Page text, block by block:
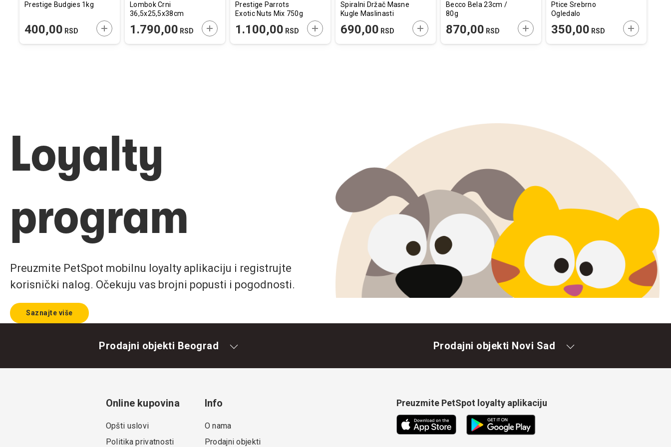
U KORPU
Prestige Budgies 1kg
400,00 RSD DODAJTE U KORPU
Lombok Crni
36,5x25,5x38cm
1.790,00 RSD DODAJTE U KORPU
Prestige Parrots
Exotic Nuts Mix 750g
1.100,00 RSD DODAJTE U KORPU
Spiralni Držač Masne
Kugle Maslinasti
690,00 RSD DODAJTE U KORPU
Becco Bela 23cm /
80g
870,00 RSD DODAJTE U KORPU
Ptice Srebrno
Ogledalo
350,00 RSD DODAJTE U
Loyalty
program
Preuzmite PetSpot mobilnu loyalty aplikaciju i registrujte
korisnički nalog. Očekuju vas brojni popusti i pogodnosti.
Saznajte više
Prodajni objekti Beograd Prodajni objekti Novi Sad
Online kupovina
Opšti uslovi
Politika privatnosti
Info
O nama
Prodajni objekti
Preuzmite PetSpot loyalty aplikaciju